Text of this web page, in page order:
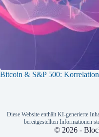
Bitcoin & S&P 500:
Diese Website enthält KI-generierte
bereitgestellten Informationen
© 2026 -